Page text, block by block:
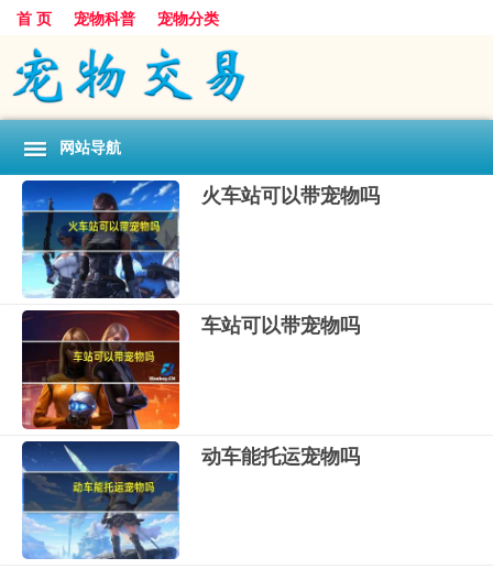
首 页 宠物科普 宠物分类
网站导航
火车站可以带宠物吗
车站可以带宠物吗
动车能托运宠物吗